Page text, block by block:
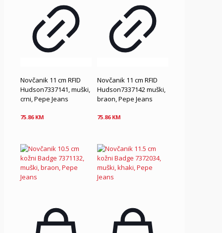
Novčanik 11 cm RFID
Hudson7337141, muški,
crni, Pepe Jeans
75.86 KM
Novčanik 11 cm RFID
Hudson7337142 muški,
braon, Pepe Jeans
75.86 KM